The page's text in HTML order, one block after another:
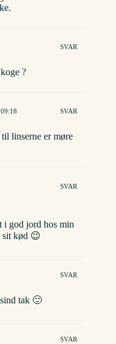
SVAR
?
SVAR
linserne er møre
SVAR
i god jord hos min
sit kød 😉
SVAR
tak 🙂
SVAR